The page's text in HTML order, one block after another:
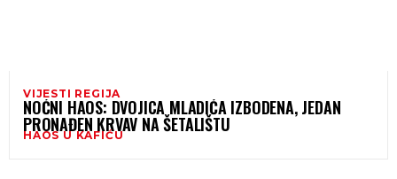
VIJESTI REGIJA
NOĆNI HAOS: DVOJICA MLADIĆA IZBODENA, JEDAN
PRONAĐEN KRVAV NA ŠETALIŠTU
HAOS U KAFIĆU